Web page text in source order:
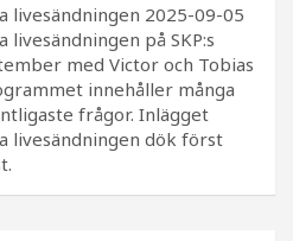
livesändningen 2025-09-05
livesändningen på SKP:s
med Victor och Tobias
innehåller många
frågor. Inlägget
livesändningen dök först